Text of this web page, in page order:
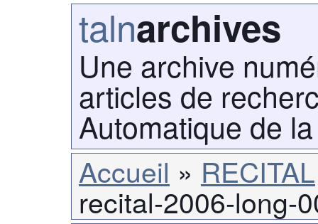
talnarchives
Une archive
articles de
Automatique de
Accueil RECITAL
recital-2006-long-